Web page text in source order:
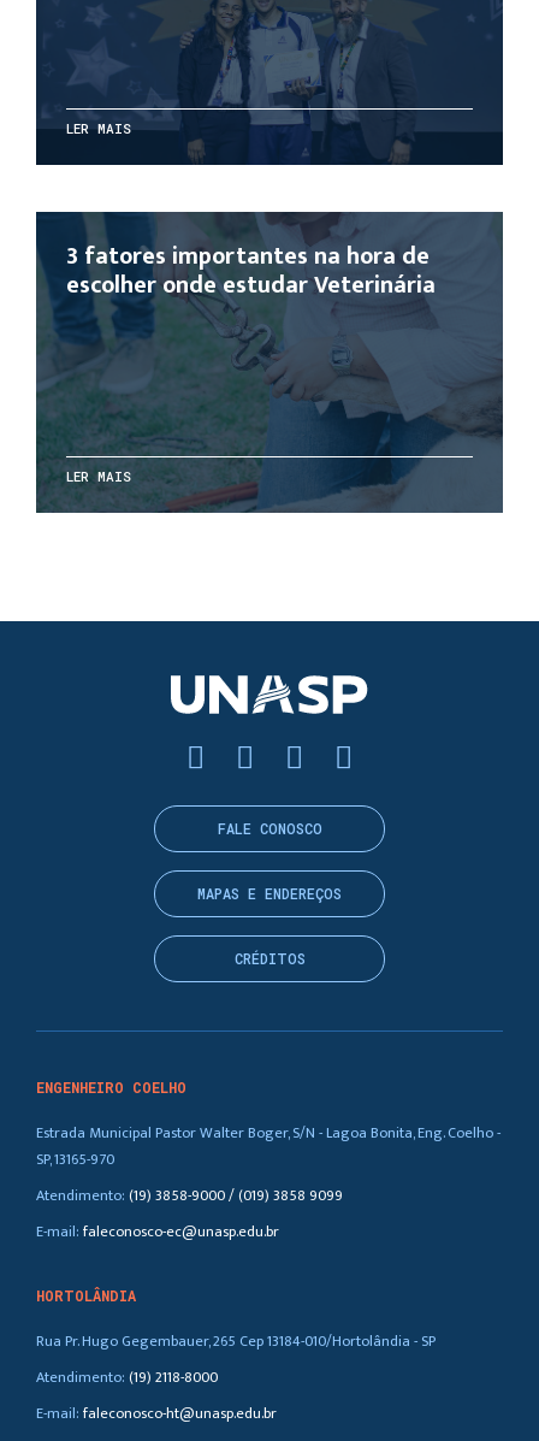
LER MAIS
3 fatores importantes na hora de
escolher onde estudar Veterinária
LER MAIS
ENGENHEIRO COELHO
Estrada Municipal Pastor Walter Boger, S/N - Lagoa Bonita, Eng. Coelho -
SP, 13165-970
Atendimento:(19) 3858-9000 / (019) 3858 9099
E-mail:faleconosco-ec@unasp.edu.br
HORTOLÂNDIA
Rua Pr. Hugo Gegembauer, 265 Cep 13184-010/Hortolândia - SP
Atendimento:(19) 2118-8000
E-mail:faleconosco-ht@unasp.edu.br
FALE CONOSCO
MAPAS E ENDEREÇOS
CRÉDITOS